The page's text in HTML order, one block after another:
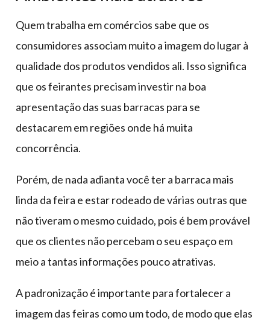
Quem trabalha em comércios sabe que os
consumidores associam muito a imagem do lugar à
qualidade dos produtos vendidos ali. Isso significa
que os feirantes precisam investir na boa
apresentação das suas barracas para se
destacarem em regiões onde há muita
concorrência.
Porém, de nada adianta você ter a barraca mais
linda da feira e estar rodeado de várias outras que
não tiveram o mesmo cuidado, pois é bem provável
que os clientes não percebam o seu espaço em
meio a tantas informações pouco atrativas.
A padronização é importante para fortalecer a
imagem das feiras como um todo, de modo que elas